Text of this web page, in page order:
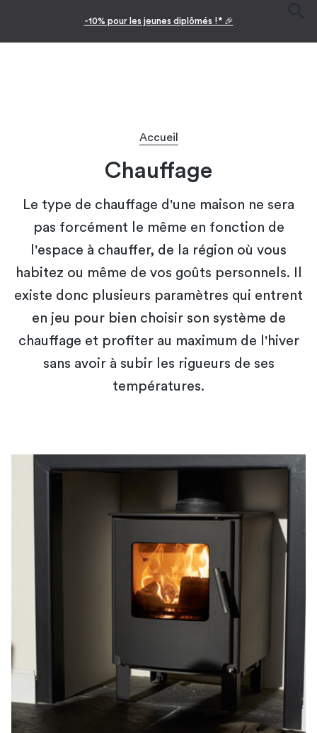
-10% pour les jeunes diplômés !* 🎉
Accueil
Chauffage
Le type de chauffage d'une maison ne sera
pas forcément le même en fonction de
l'espace à chauffer, de la région où vous
habitez ou même de vos goûts personnels. Il
existe donc plusieurs paramètres qui entrent
en jeu pour bien choisir son système de
chauffage et profiter au maximum de l'hiver
sans avoir à subir les rigueurs de ses
températures.